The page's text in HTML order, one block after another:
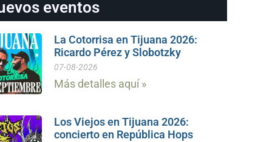
eventos
La Cotorrisa en Tijuana 2026:
Ricardo Pérez y Slobotzky
07-08-2026
Más detalles aquí »
Los Viejos en Tijuana 2026:
concierto en República Hops